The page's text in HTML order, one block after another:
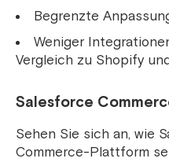
Begrenzte
Weniger
Vergleich zu Shopify
Salesforce
Sehen Sie sich an, wie
Commerce-Plattform